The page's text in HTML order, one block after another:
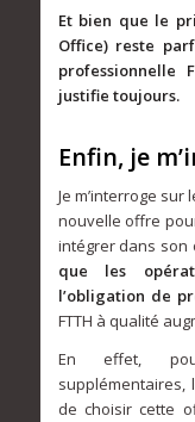
Et bien que le
Office) reste
professionnelle
justifie toujours.
Enfin, je
Je m’interroge
nouvelle offre
intégrer dans son
que les
l’obligation de
FTTH à qualité
En effet,
supplémentaires,
de choisir cette